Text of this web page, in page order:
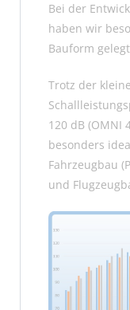
Bei der
haben wir
Bauform
Trotz der
120 dB (OMNI
besonders
Fahrzeugbau
und